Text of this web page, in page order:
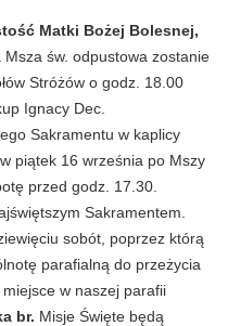
Matki Bożej Bolesnej,
Msza św. odpustowa zostanie
Stróżów o godz. 18.00
Ignacy Dec.
Sakramentu w kaplicy
piątek 16 września po Mszy
przed godz. 17.30.
Sakramentem.
sobót, poprzez którą
parafialną do przeżycia
miejsce w naszej parafii
br. Misje Święte będą